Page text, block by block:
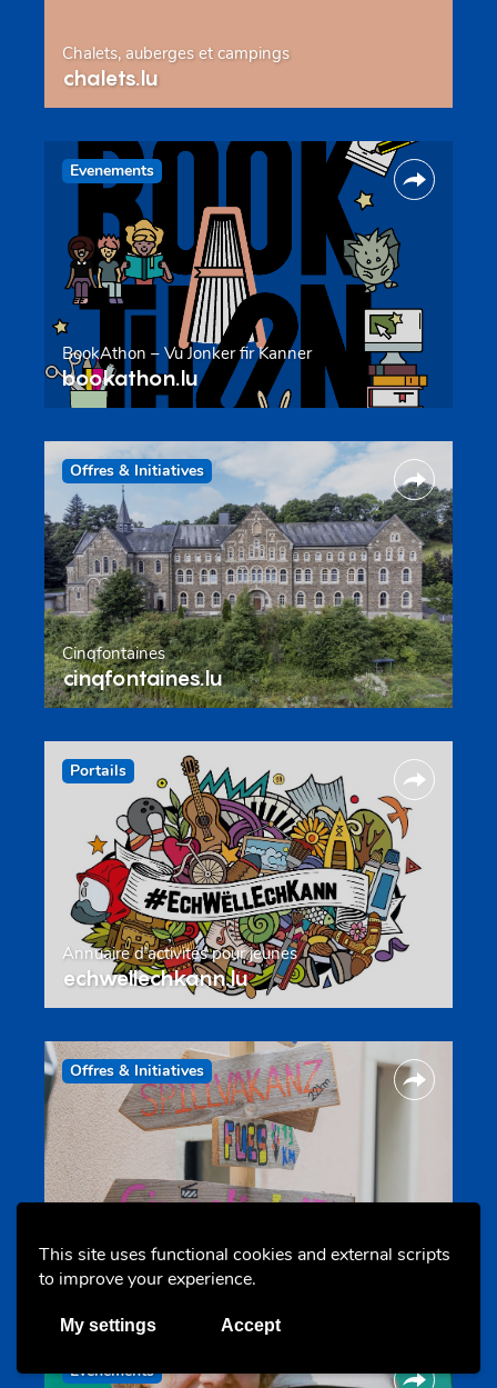
This site uses functional cookies and external scripts
to improve your experience.
My settings Accept
Chalets, auberges et campings
chalets.lu
Evenements
BookAthon – Vu Jonker fir Kanner
bookathon.lu
Offres & Initiatives
Cinqfontaines
cinqfontaines.lu
Portails
Annuaire d’activités pour jeunes
echwellechkann.lu
Offres & Initiatives
Camps et colonies
colonies.lu
Evenements